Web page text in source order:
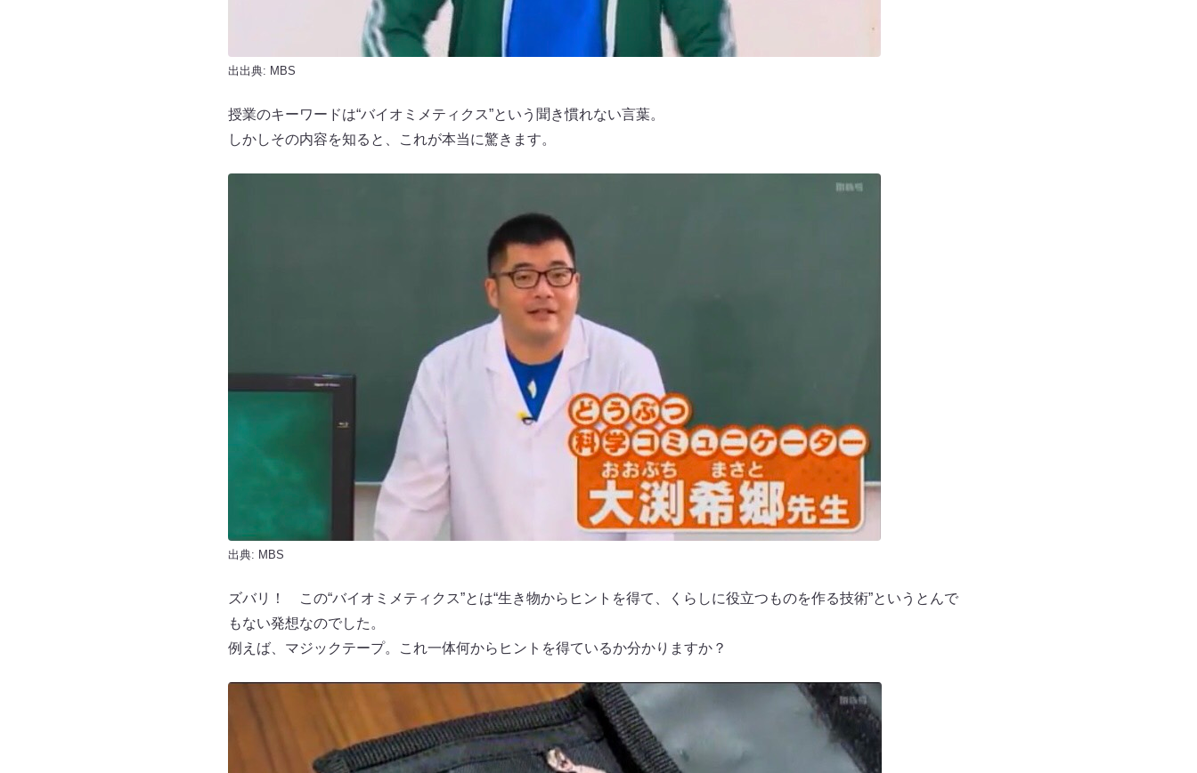
出出典: MBS
授業のキーワードは“バイオミメティクス”という聞き慣れない言葉。
しかしその内容を知ると、これが本当に驚きます。
出典: MBS
ズバリ！ この“バイオミメティクス”とは“生き物からヒントを得て、くらしに役立つものを作る技術”というとんで
もない発想なのでした。
例えば、マジックテープ。これ一体何からヒントを得ているか分かりますか？